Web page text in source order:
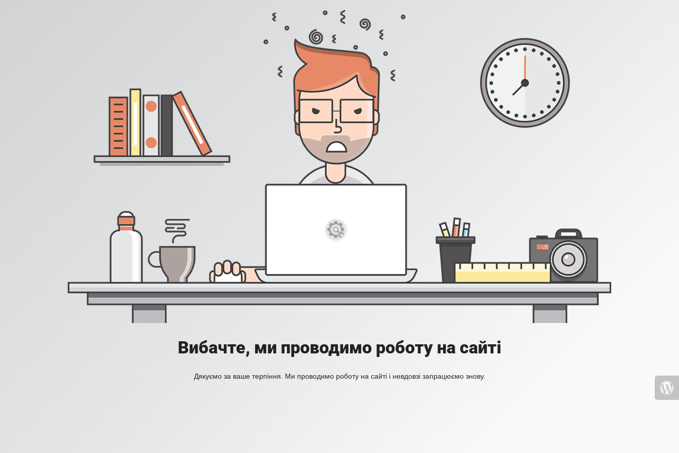
Вибачте, ми проводимо роботу на сайті
Дякуємо за ваше терпіння. Ми проводимо роботу на сайті і невдовзі запрацюємо знову.